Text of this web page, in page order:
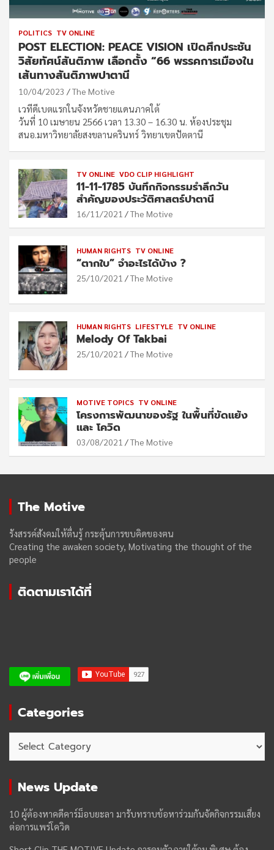
POLITICS TV ONLINE
POST ELECTION: PEACE VISION เปิดศึกประชัน
วิสัยทัศน์สันติภาพ เลือกตั้ง “66 พรรคการเมืองใน
เส้นทางสันติภาพปาตานี
10/04/2023 The Motive
เวทีดีเบตแรกในจังหวัดชายแดนภาคใต้
วันที่ 10 เมษายน 2566 เวลา 13.30 – 16.30 น. ห้องประชุม
สนอ.มหาวิทยาลัยสงขลานครินทร์ วิทยาเขตปัตตานี
TV ONLINE VDO CLIP HIGHLIGHT
11-11-1785 บันทึกกิจกรรมรำลึกวัน
สำคัญของประวัติศาสตร์ปาตานี
16/11/2021 The Motive
HUMAN RIGHTS TV ONLINE
“ตากใบ” จำอะไรได้บ้าง ?
25/10/2021 The Motive
HUMAN RIGHTS LIFESTYLE TV ONLINE
Melody Of Takbai
25/10/2021 The Motive
MOTIVE TOPICS TV ONLINE
โครงการพัฒนาของรัฐ ในพื้นที่ขัดแย้ง
และ โควิด
03/08/2021 The Motive
The Motive
รังสรรค์สังคมให้ตื่นรู้ กระตุ้นการขบคิดของฅน
Creating the awaken society, Motivating the thought of the
people
ติดตามเราได้ที่
Categories
News Update
10 ผู้ต้องหาคดีคาร์ม็อบยะลา มารับทราบข้อหาร่วมกันจัดกิจกรรมเสี่ยง
ต่อการแพร่โควิด